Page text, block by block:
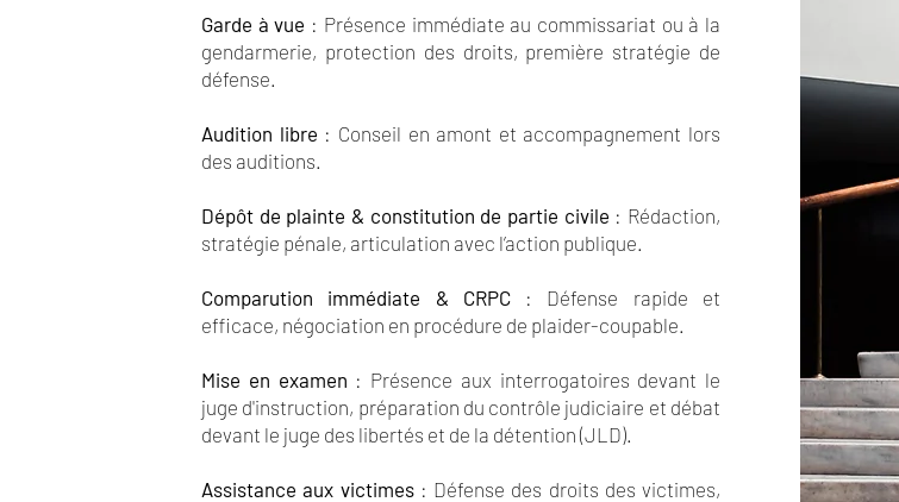
Garde à vue : Présence immédiate au commissariat ou à la
gendarmerie, protection des droits, première stratégie de
défense.
Audition libre : Conseil en amont et accompagnement lors
des auditions.
Dépôt de plainte & constitution de partie civile : Rédaction,
stratégie pénale, articulation avec l’action publique.
Comparution immédiate & CRPC: Défense rapide et
efficace, négociation en procédure de plaider-coupable.
Mise en examen : Présence aux interrogatoires devant le
juge d'instruction, préparation du contrôle judiciaire et débat
devant le juge des libertés et de la détention (JLD).
Assistance aux victimes: Défense des droits des victimes,